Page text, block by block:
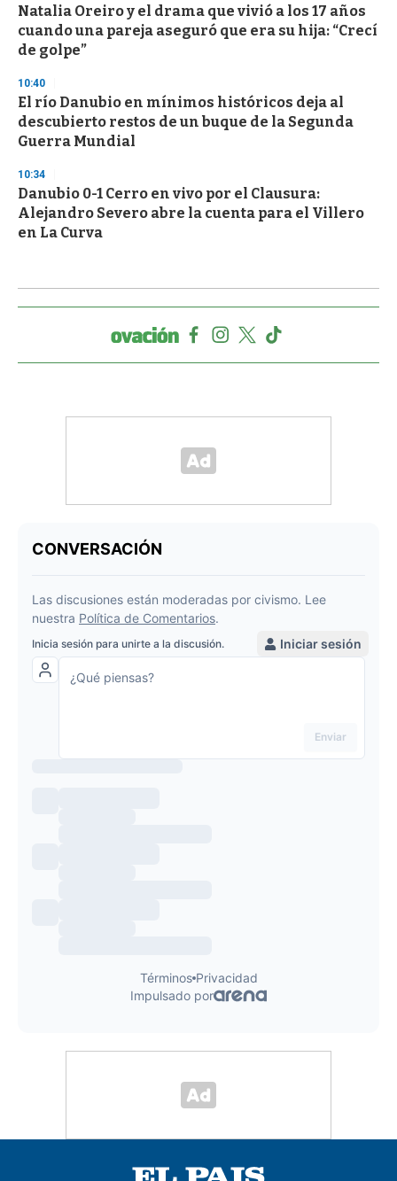
Natalia Oreiro y el drama que vivió a los 17 años
cuando una pareja aseguró que era su hija: “Crecí
de golpe”
10:40
El río Danubio en mínimos históricos deja al
descubierto restos de un buque de la Segunda
Guerra Mundial
10:34
Danubio 0-1 Cerro en vivo por el Clausura:
Alejandro Severo abre la cuenta para el Villero
en La Curva